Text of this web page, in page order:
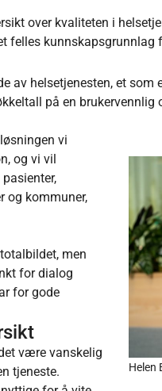
over kvaliteten i
felles kunnskapsgrunnlag
av helsetjenesten, et som
på en
Helen
vi
og vi vil
og kommuner,
men
for dialog
for gode
være vanskelig
tjeneste.